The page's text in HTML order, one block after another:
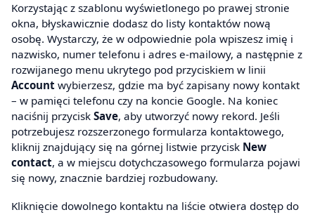
Korzystając z szablonu wyświetlonego po prawej stronie
okna, błyskawicznie dodasz do listy kontaktów nową
osobę. Wystarczy, że w odpowiednie pola wpiszesz imię i
nazwisko, numer telefonu i adres e-mailowy, a następnie z
rozwijanego menu ukrytego pod przyciskiem w linii
Account wybierzesz, gdzie ma być zapisany nowy kontakt
– w pamięci telefonu czy na koncie Google. Na koniec
naciśnij przycisk Save, aby utworzyć nowy rekord. Jeśli
potrzebujesz rozszerzonego formularza kontaktowego,
kliknij znajdujący się na górnej listwie przycisk New
contact, a w miejscu dotychczasowego formularza pojawi
się nowy, znacznie bardziej rozbudowany.
Kliknięcie dowolnego kontaktu na liście otwiera dostęp do